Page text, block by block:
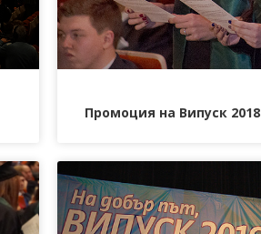
Промоция на Випуск 2018